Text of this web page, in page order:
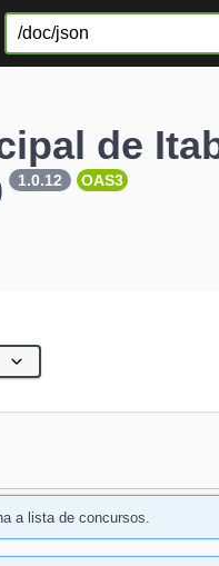
de
1.0.12 OAS3
a lista de concursos.